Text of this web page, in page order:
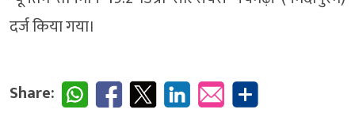
दर्ज किया गया।
Share: